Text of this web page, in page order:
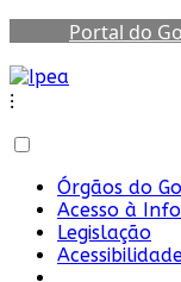
Portal do
⁝
Órgãos do
Acesso à
Legislação